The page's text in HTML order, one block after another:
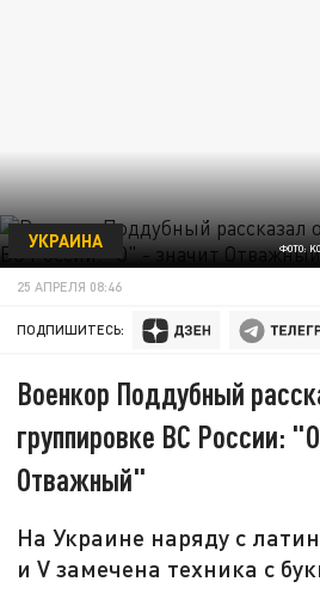
ФОТО:
УКРАИНА
25 АПРЕЛЯ 08:46
ПОДПИШИТЕСЬ:
Военкор Поддубный
группировке ВС России:
Отважный"
На Украине наряду с
и V замечена техника с